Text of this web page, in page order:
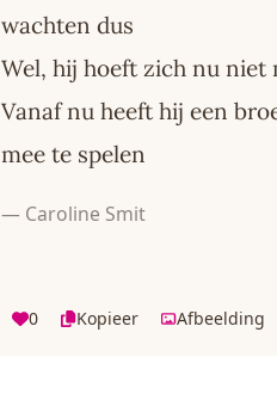
wachten dus
Wel, hij hoeft zich nu niet
Vanaf nu heeft hij een
mee te spelen
— Caroline Smit
0 Kopieer Afbeelding